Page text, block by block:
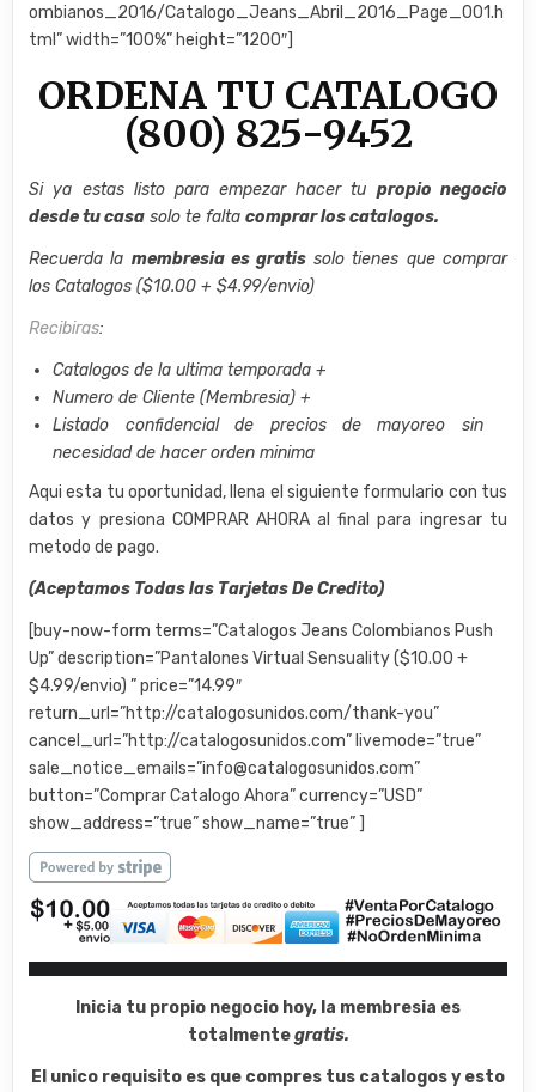
ombianos_2016/Catalogo_Jeans_Abril_2016_Page_001.h
tml” width=”100%” height=”1200″]
ORDENA TU CATALOGO
(800) 825-9452
Si ya estas listo para empezar hacer tu propio negocio
desde tu casa solo te faltacomprar los catalogos.
Recuerda la membresia es gratis solo tienes que comprar
los Catalogos ($10.00 + $4.99/envio)
Recibiras:
Catalogos de la ultima temporada +
Numero de Cliente (Membresia) +
Listado confidencial de precios de mayoreo sin
necesidad de hacer orden minima
Aqui esta tu oportunidad, llena el siguiente formulario con tus
datos y presiona COMPRAR AHORA al final para ingresar tu
metodo de pago.
(Aceptamos Todas las Tarjetas De Credito)
[buy-now-form terms=”Catalogos Jeans Colombianos Push
Up” description=”Pantalones Virtual Sensuality ($10.00 +
$4.99/envio) ” price=”14.99″
return_url=”http://catalogosunidos.com/thank-you”
cancel_url=”http://catalogosunidos.com” livemode=”true”
sale_notice_emails=”info@catalogosunidos.com”
button=”Comprar Catalogo Ahora” currency=”USD”
show_address=”true” show_name=”true” ]
Inicia tu propio negocio hoy, la membresia es
totalmentegratis.
El unico requisito es que compres tus catalogos y esto